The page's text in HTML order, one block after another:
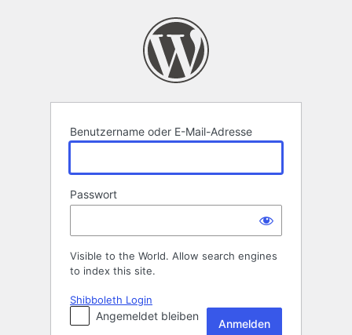
Benutzername oder E-Mail-Adresse
Passwort
Visible to the World. Allow search engines
to index this site.
Shibboleth Login
Angemeldet bleiben